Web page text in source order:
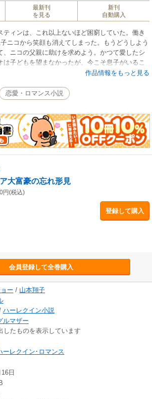
最新刊
を見る
新刊
自動購入
ティンは、これ以上ないほど困窮していた。働き
ニコから笑顔も消えてしまった。もうどうしよう
、ニコの父親に助けを求めよう。かつて愛したシ
は子どもを望まなかったが、今こそ息子がいるこ
そう決意した矢先、クリスティンは新聞でセルジ
ジオがマイクの前で口を開きかけたそのとき、
「だめよ！ そんな結婚は許されないわ！」激し
セルジオの冷ややかな目が彼女を見据えた。
作品情報をもっと見る
恋愛・ロマンス小説
大富豪の忘れ形見
円(税込)
登録して購入
会員登録して全巻購入
ー / 山本翔子
ハーレクイン小説
ルマザー
たものを表示しています
ーレクイン･ロマンス
日